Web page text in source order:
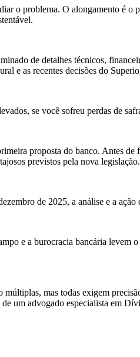
o problema. O alongamento é
de detalhes técnicos,
e as recentes decisões do
se você sofreu perdas de
proposta do banco. Antes
previstos pela nova legislação.
de 2025, a análise e a
e a burocracia bancária levem
múltiplas, mas todas exigem
um advogado especialista em